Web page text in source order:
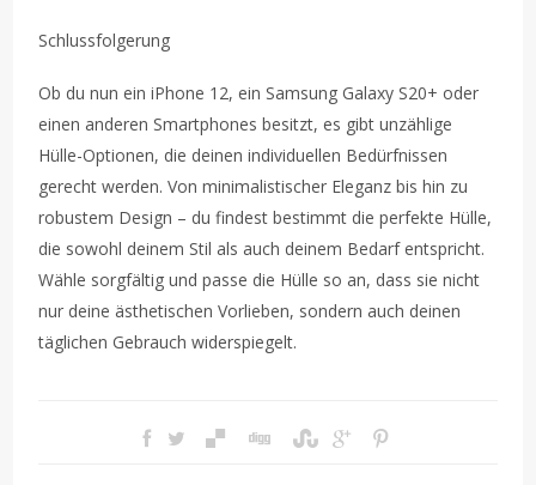
Schlussfolgerung
Ob du nun ein iPhone 12, ein Samsung Galaxy S20+ oder
einen anderen Smartphones besitzt, es gibt unzählige
Hülle-Optionen, die deinen individuellen Bedürfnissen
gerecht werden. Von minimalistischer Eleganz bis hin zu
robustem Design – du findest bestimmt die perfekte Hülle,
die sowohl deinem Stil als auch deinem Bedarf entspricht.
Wähle sorgfältig und passe die Hülle so an, dass sie nicht
nur deine ästhetischen Vorlieben, sondern auch deinen
täglichen Gebrauch widerspiegelt.